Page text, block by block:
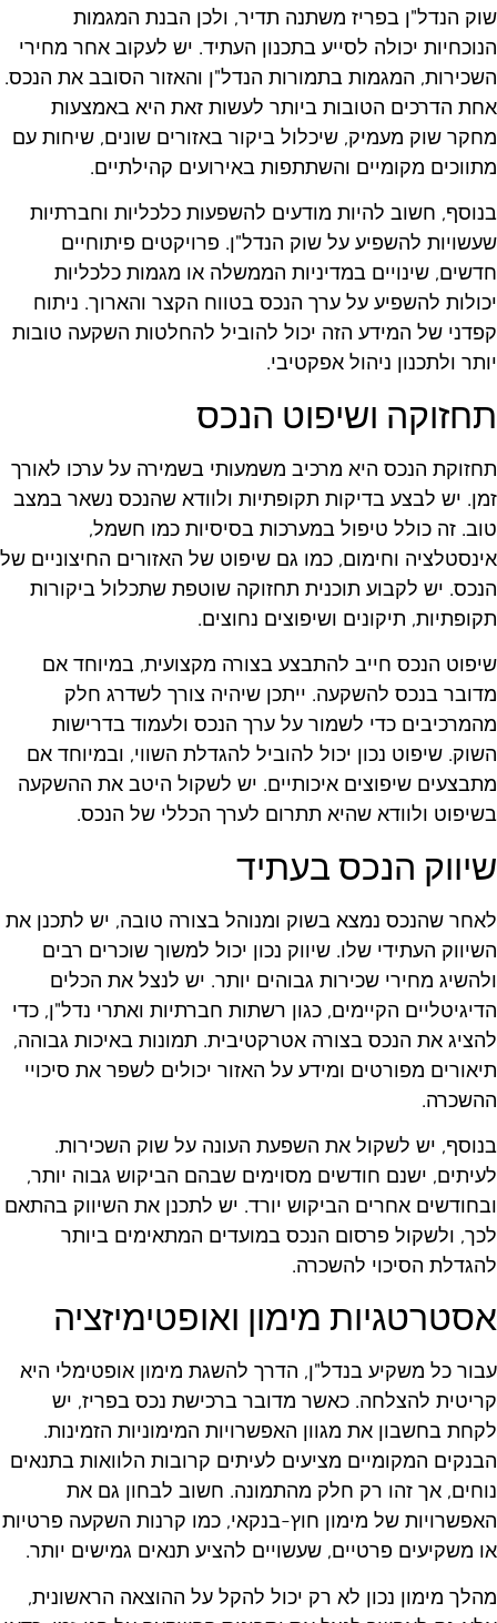
הנדל"ן בפריז משתנה תדיר, ולכן הבנת המגמות
יכולה לסייע בתכנון העתיד. יש לעקוב אחר מחירי
המגמות בתמורות הנדל"ן והאזור הסובב את הנכס.
הדרכים הטובות ביותר לעשות זאת היא באמצעות
שוק מעמיק, שיכלול ביקור באזורים שונים, שיחות עם
מקומיים והשתתפות באירועים קהילתיים.
חשוב להיות מודעים להשפעות כלכליות וחברתיות
להשפיע על שוק הנדל"ן. פרויקטים פיתוחיים
שינויים במדיניות הממשלה או מגמות כלכליות
להשפיע על ערך הנכס בטווח הקצר והארוך. ניתוח
של המידע הזה יכול להוביל להחלטות השקעה טובות
ולתכנון ניהול אפקטיבי.
ושיפוט הנכס
הנכס היא מרכיב משמעותי בשמירה על ערכו לאורך
יש לבצע בדיקות תקופתיות ולוודא שהנכס נשאר במצב
זה כולל טיפול במערכות בסיסיות כמו חשמל,
וחימום, כמו גם שיפוט של האזורים החיצוניים של
יש לקבוע תוכנית תחזוקה שוטפת שתכלול ביקורות
תיקונים ושיפוצים נחוצים.
הנכס חייב להתבצע בצורה מקצועית, במיוחד אם
בנכס להשקעה. ייתכן שיהיה צורך לשדרג חלק
כדי לשמור על ערך הנכס ולעמוד בדרישות
שיפוט נכון יכול להוביל להגדלת השווי, ובמיוחד אם
שיפוצים איכותיים. יש לשקול היטב את ההשקעה
ולוודא שהיא תתרום לערך הכללי של הנכס.
הנכס בעתיד
שהנכס נמצא בשוק ומנוהל בצורה טובה, יש לתכנן את
העתידי שלו. שיווק נכון יכול למשוך שוכרים רבים
מחירי שכירות גבוהים יותר. יש לנצל את הכלים
הקיימים, כגון רשתות חברתיות ואתרי נדל"ן, כדי
את הנכס בצורה אטרקטיבית. תמונות באיכות גבוהה,
מפורטים ומידע על האזור יכולים לשפר את סיכויי
יש לשקול את השפעת העונה על שוק השכירות.
ישנם חודשים מסוימים שבהם הביקוש גבוה יותר,
אחרים הביקוש יורד. יש לתכנן את השיווק בהתאם
ולשקול פרסום הנכס במועדים המתאימים ביותר
הסיכוי להשכרה.
מימון ואופטימיזציה
כל משקיע בנדל"ן, הדרך להשגת מימון אופטימלי היא
להצלחה. כאשר מדובר ברכישת נכס בפריז, יש
בחשבון את מגוון האפשרויות המימוניות הזמינות.
המקומיים מציעים לעיתים קרובות הלוואות בתנאים
אך זהו רק חלק מהתמונה. חשוב לבחון גם את
של מימון חוץ-בנקאי, כמו קרנות השקעה פרטיות
משקיעים פרטיים, שעשויים להציע תנאים גמישים יותר.
מימון נכון לא רק יכול להקל על ההוצאה הראשונית,